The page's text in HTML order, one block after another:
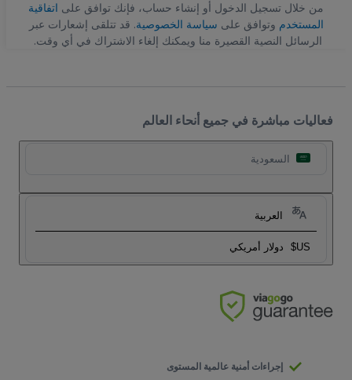
من خلال تسجيل الدخول أو إنشاء حساب، فإنك توافق على اتفاقية
المستخدم وتوافق على سياسة الخصوصية. قد تتلقى إشعارات عبر
الرسائل النصية القصيرة منا ويمكنك إلغاء الاشتراك في أي وقت.
فعاليات مباشرة في جميع أنحاء العالم
السعودية
العربية
US$ دولار أمريكي
إجراءات أمنية عالمية المستوى